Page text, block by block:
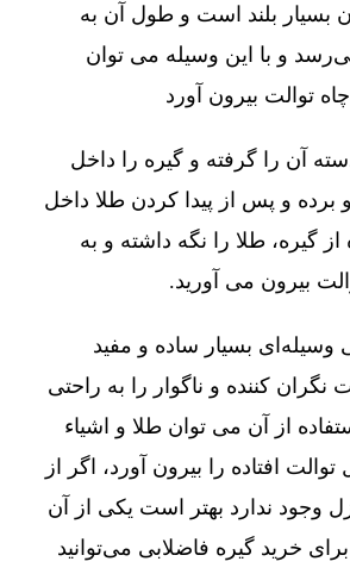
بسیار بلند است و طول آن به
و با این وسیله می توان
توالت بیرون آورد
آن را گرفته و گیره را داخل
برده و پس از پیدا کردن طلا داخل
گیره، طلا را نگه داشته و به
بیرون می آورید.
وسیله‌ای بسیار ساده و مفید
کننده و ناگوار را به راحتی
از آن می توان طلا و اشیاء
افتاده را بیرون آورد، اگر از
وجود ندارد بهتر است یکی از آن
خرید گیره فاضلابی می‌توانید